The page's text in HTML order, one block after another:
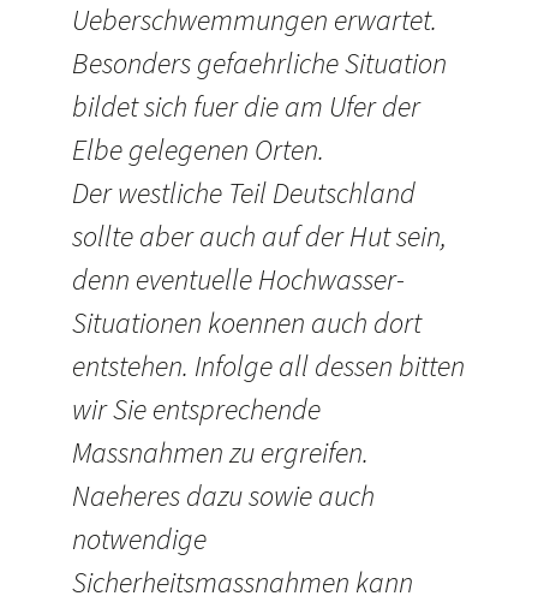
Ueberschwemmungen erwartet.
Besonders gefaehrliche Situation
bildet sich fuer die am Ufer der
Elbe gelegenen Orten.
Der westliche Teil Deutschland
sollte aber auch auf der Hut sein,
denn eventuelle Hochwasser-
Situationen koennen auch dort
entstehen. Infolge all dessen bitten
wir Sie entsprechende
Massnahmen zu ergreifen.
Naeheres dazu sowie auch
notwendige
Sicherheitsmassnahmen kann